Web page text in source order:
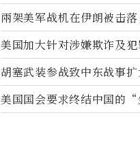
兩架美军战机在伊朗被击
踪
美国加大针对涉嫌欺诈及
民权力度
胡塞武装参战致中东战事
面入侵的可能性
美国国会要求终结中国的“